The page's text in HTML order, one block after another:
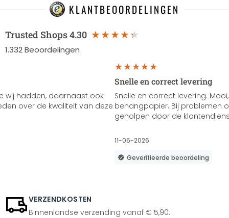
KLANTBEOORDELINGEN
Trusted Shops4.30
1.332Beoordelingen
wij hadden, daarnaast ook
over de kwaliteit van deze
Snelle en correct levering
Snelle en correct levering.
behangpapier. Bij problemen
geholpen door de
11-06-2026
Geverifieerde beoordeling
VERZENDKOSTEN
Binnenlandse verzending vanaf € 5,90.